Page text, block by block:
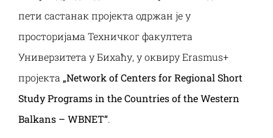
Наука и пројекти
Међународна сарадња
Алумни
пети састанак пројекта одржан је у
просторијама Техничког факултета
Универзитета у Бихаћу, у оквиру Erasmus+
пројекта „Network of Centers for Regional Short
Study Programs in the Countries of the Western
Balkans – WBNET“.